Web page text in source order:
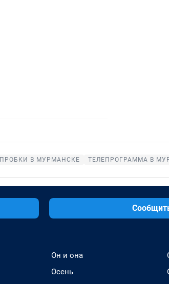
ПРОБКИ В МУРМАНСКЕ ТЕЛЕПРОГРАММА В
Он и она
Осень